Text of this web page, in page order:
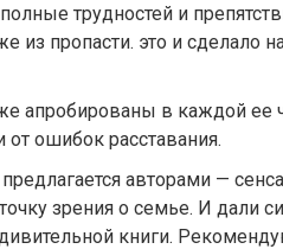
трудностей и
из пропасти. это и сделало
апробированы в каждой ее
от ошибок расставания.
авторами —
зрения о семье. И дали
книги.